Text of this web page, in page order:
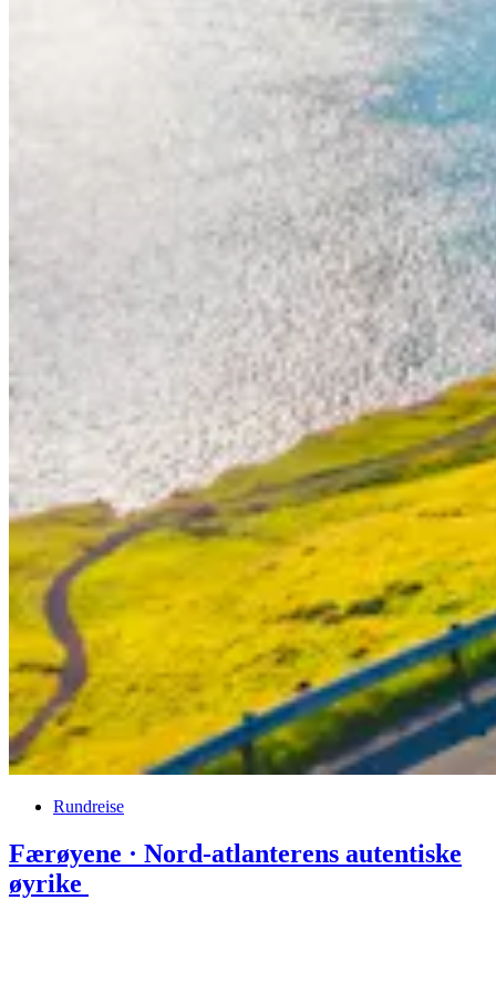
Rundreise
Færøyene · Nord-atlanterens autentiske
øyrike